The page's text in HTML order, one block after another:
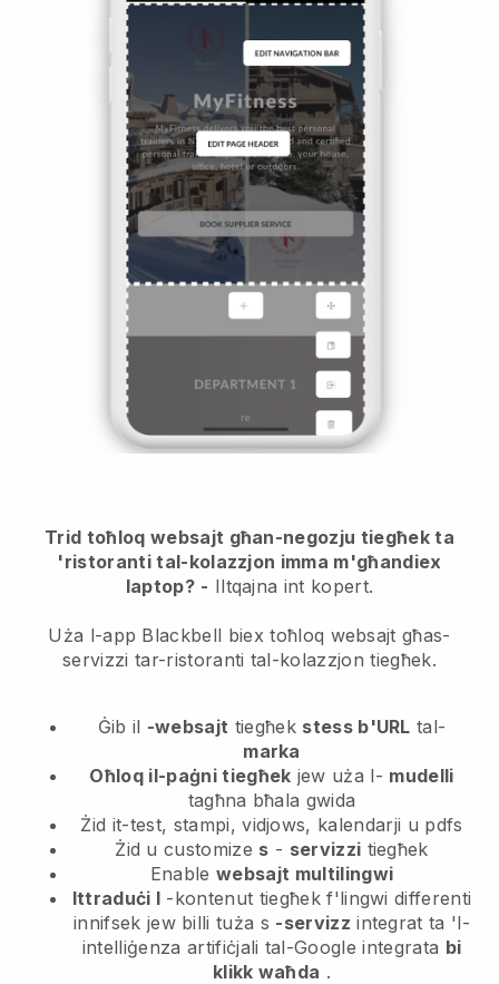
Trid toħloq websajt għan-negozju tiegħek ta
'ristoranti tal-kolazzjon imma m'għandiex
laptop? - Iltqajna int kopert.
Uża l-app Blackbell biex toħloq websajt għas-
servizzi tar-ristoranti tal-kolazzjon tiegħek.
Ġib il -websajt tiegħek stess b'URL tal-
marka
Oħloq il-paġni tiegħek jew uża l- mudelli
tagħna bħala gwida
Żid it-test, stampi, vidjows, kalendarji u pdfs
Żid u customize s - servizzi tiegħek
Enablewebsajt multilingwi
Ittraduċi l -kontenut tiegħek f'lingwi differenti
innifsek jew billi tuża s -servizz integrat ta 'l-
intelliġenza artifiċjali tal-Google integrata bi
klikk waħda .